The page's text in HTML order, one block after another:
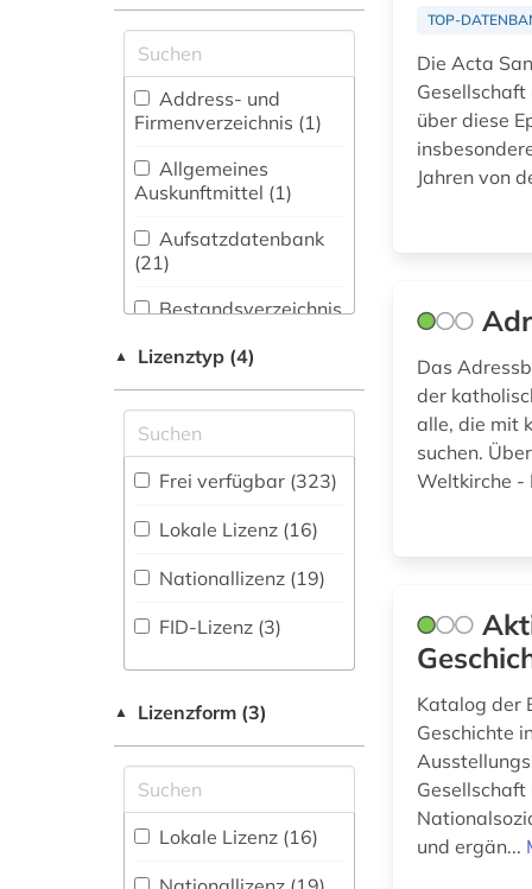
Vermessungswesen
(16)
Biologie,
Buch- und
Bibliothekswesen,
Informationswissenschaft
(31)
Chemie und
Elektrotechnik,
Elektronik,
Nachrichtentechnik (3)
Energietechnik (4)
Ethnologie (25)
Geographie (12)
Geowissenschaften
(5)
Niederlandistik.
Geschichte (142)
Geschichte der
Pädagogik und des
Bildungswesens (1)
akronym (1)
almanach (1)
alte geschichte (1)
altenpflege (1)
alter orient (2)
altertum (2)
altertumswissenschaft
altes buch (1)
altes testament (2)
altes ägypten (1)
wissenschaft (1)
amtsblatt (3)
anthroposophie (1)
antike (3)
antike religionen (1)
Address- und
Firmenverzeichnis (1)
Allgemeines
Auskunftmittel (1)
Aufsatzdatenbank
(21)
Bestandsverzeichnis
Buchhandelsverzeichnis
Disziplinäre
Forschungsdatenrepositorien
(1
Disziplinäre
Fachbibliographie
Faktendatenbank
(26)
National-,
▲ Lizenztyp (4)
Frei verfügbar (323)
Lokale Lizenz (16)
Nationallizenz (19)
FID-Lizenz (3)
▲ Lizenzform (3)
Lokale Lizenz (16)
TOP-
Die Acta
über diese
Jahren von
Das
der
alle, die mit
suchen.
Weltkirche -
Katalog der
Geschichte
und ergän...